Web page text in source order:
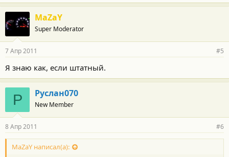
MaZaY
Super Moderator
7 Апр 2011 #5
Я знаю как, если штатный.
Р Руслан070
New Member
8 Апр 2011 #6
MaZaY написал(а):